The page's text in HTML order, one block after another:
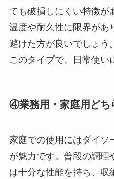
ても破損しにくい特徴が
温度や耐久性に限界があ
避けた方が良いでしょう
このタイプで、日常使い
④業務用・家庭用どち
家庭での使用にはダイソ
が魅力です。普段の調理
は十分な性能を持ち、収